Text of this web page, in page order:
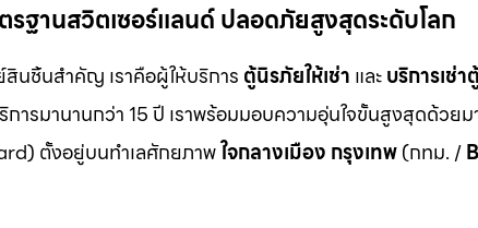
รฐานสวิตเซอร์แลนด์ ปลอดภัยสูงสุดระดับโลก
นชิ้นสำคัญ เราคือผู้ให้บริการ ตู้นิรภัยให้เช่า และบริการเช่า
ารมานานกว่า 15 ปี เราพร้อมมอบความอุ่นใจขั้นสูงสุดด้วย
ตั้งอยู่บนทำเลศักยภาพใจกลางเมือง กรุงเทพ(กทม. /